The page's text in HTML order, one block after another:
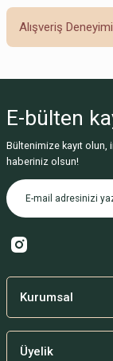
Alışveriş Deneyimi
E-bülten
Bültenimize kayıt
haberiniz olsun!
Kurumsal
Üyelik